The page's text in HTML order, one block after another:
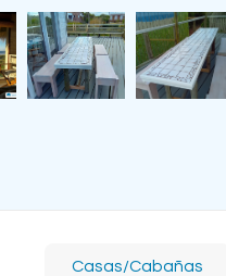
Casas/Cabañas